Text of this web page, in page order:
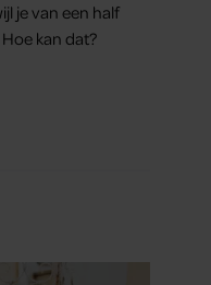
je van een half
kan dat?